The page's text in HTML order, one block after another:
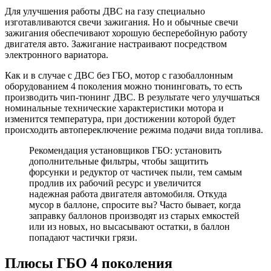
Для улучшения работы ДВС на газу специально
изготавливаются свечи зажигания. Но и обычные свечи
зажигания обеспечивают хорошую бесперебойную работу
двигателя авто. Зажигание настраивают посредством
электронного вариатора.
Как и в случае с ДВС без ГБО, мотор с газобаллонным
оборудованием 4 поколения можно тюнинговать, то есть
производить чип-тюнинг ДВС. В результате чего улучшаться
номинальные технические характеристики мотора и
изменится температура, при достижении которой будет
происходить автопереключение режима подачи вида топлива.
Рекомендация установщиков ГБО: установить
дополнительные фильтры, чтобы защитить
форсунки и редуктор от частичек пыли, тем самым
продлив их рабочий ресурс и увеличится
надежная работа двигателя автомобиля. Откуда
мусор в баллоне, спросите вы? Часто бывает, когда
заправку баллонов производят из старых емкостей
или из новых, но высасывают остатки, в баллон
попадают частички грязи.
Плюсы ГБО 4 поколения